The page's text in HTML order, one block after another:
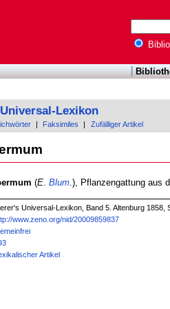
Lexikon
Faksimiles Zufälliger Artikel
(E. Blum.), Pflanzengattung aus
Universal-Lexikon, Band 5. Altenburg 1858,
www.zeno.org/nid/20009859837
Artikel